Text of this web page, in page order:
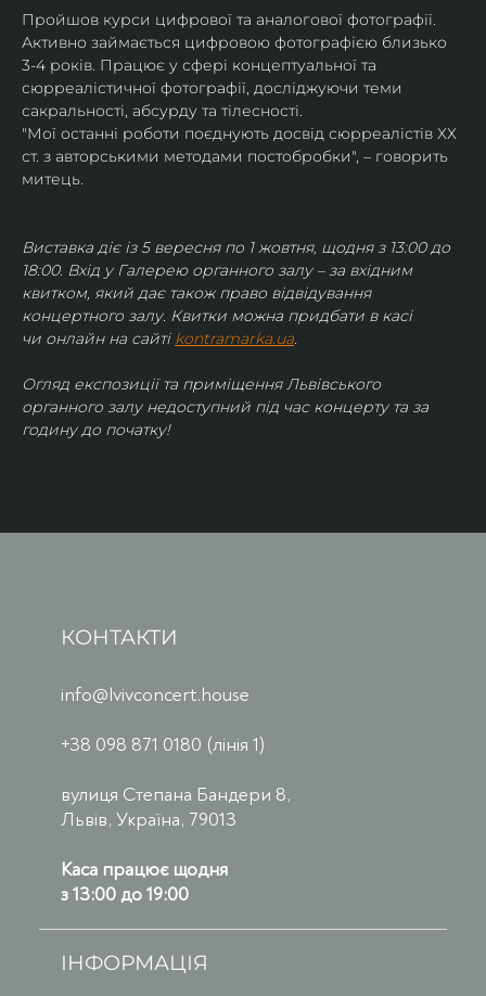
Пройшов курси цифрової та аналогової фотографії.
Активно займається цифровою фотографією близько
3-4 років. Працює у сфері концептуальної та
сюрреалістичної фотографії, досліджуючи теми
сакральності, абсурду та тілесності.
"Мої останні роботи поєднують досвід сюрреалістів ХХ
ст. з авторськими методами постобробки", – говорить
митець.
Виставка діє із 5 вересня по 1 жовтня, щодня з 13:00 до
18:00. Вхід у Галерею органного залу – за вхідним
квитком, який дає також право відвідування
концертного залу. Квитки можна придбати в касі
чи онлайн на сайті kontramarka.ua.
Огляд експозиції та приміщення Львівського
органного залу недоступний під час концерту та за
годину до початку!
КОНТАКТИ
info@lvivconcert.house
+38 098 871 0180 (лінія 1)
вулиця Степана Бандери 8,
Львів, Україна, 79013
Каса працює щодня
з 13:00 до 19:00
ІНФОРМАЦІЯ